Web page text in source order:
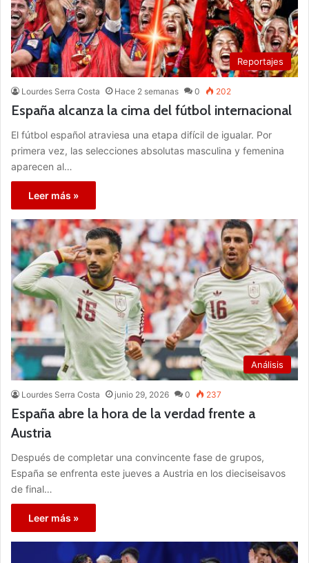
Reportajes
Lourdes Serra Costa Hace 2 semanas 0 202
España alcanza la cima del fútbol internacional
El fútbol español atraviesa una etapa difícil de igualar. Por
primera vez, las selecciones absolutas masculina y femenina
aparecen al…
Leer más »
Análisis
Lourdes Serra Costa junio 29, 2026 0 237
España abre la hora de la verdad frente a
Austria
Después de completar una convincente fase de grupos,
España se enfrenta este jueves a Austria en los dieciseisavos
de final…
Leer más »